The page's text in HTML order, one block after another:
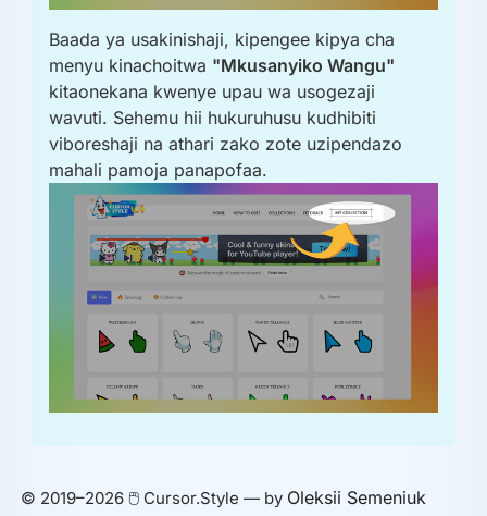
Baada ya usakinishaji, kipengee kipya cha
menyu kinachoitwa "Mkusanyiko Wangu"
kitaonekana kwenye upau wa usogezaji
wavuti. Sehemu hii hukuruhusu kudhibiti
viboreshaji na athari zako zote uzipendazo
mahali pamoja panapofaa.
© 2019–2026 🖱️ Cursor.Style — by Oleksii Semeniuk